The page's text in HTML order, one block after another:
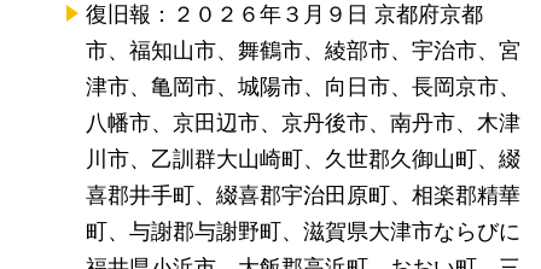
復旧報：２０２６年３月９日 京都府京都
市、福知山市、舞鶴市、綾部市、宇治市、宮
津市、亀岡市、城陽市、向日市、長岡京市、
八幡市、京田辺市、京丹後市、南丹市、木津
川市、乙訓群大山崎町、久世郡久御山町、綴
喜郡井手町、綴喜郡宇治田原町、相楽郡精華
町、与謝郡与謝野町、滋賀県大津市ならびに